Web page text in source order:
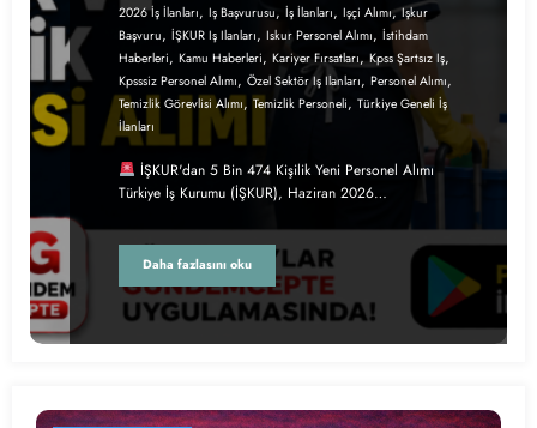
2026 İş İlanları, Iş Başvurusu, İş İlanları, Işçi Alımı,Işkur
Başvuru, İŞKUR Iş Ilanları, Iskur Personel Alımı, İstihdam
Haberleri, Kamu Haberleri, Kariyer Fırsatları, Kpss Şartsız Iş,
Kpsssiz Personel Alımı, Özel Sektör Iş Ilanları, Personel Alımı,
Temizlik Görevlisi Alımı, Temizlik Personeli, Türkiye Geneli İş
İlanları
İŞKUR'dan 5 Bin 474 Kişilik Yeni Personel Alımı
Türkiye İş Kurumu (İŞKUR), Haziran 2026…
Daha fazlasını oku